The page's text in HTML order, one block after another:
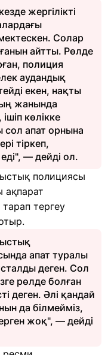
жергілікті
Солар
айтты. Рөлде
полиция
аудандық
екен, нақты
жанында
көлікке
апат орнына
тіркеп,
— дейді ол.
полициясы
ақпарат
тергеу
апат туралы
деген. Сол
рөлде болған
деген. Әлі қандай
да білмейміз,
жоқ", — дейді